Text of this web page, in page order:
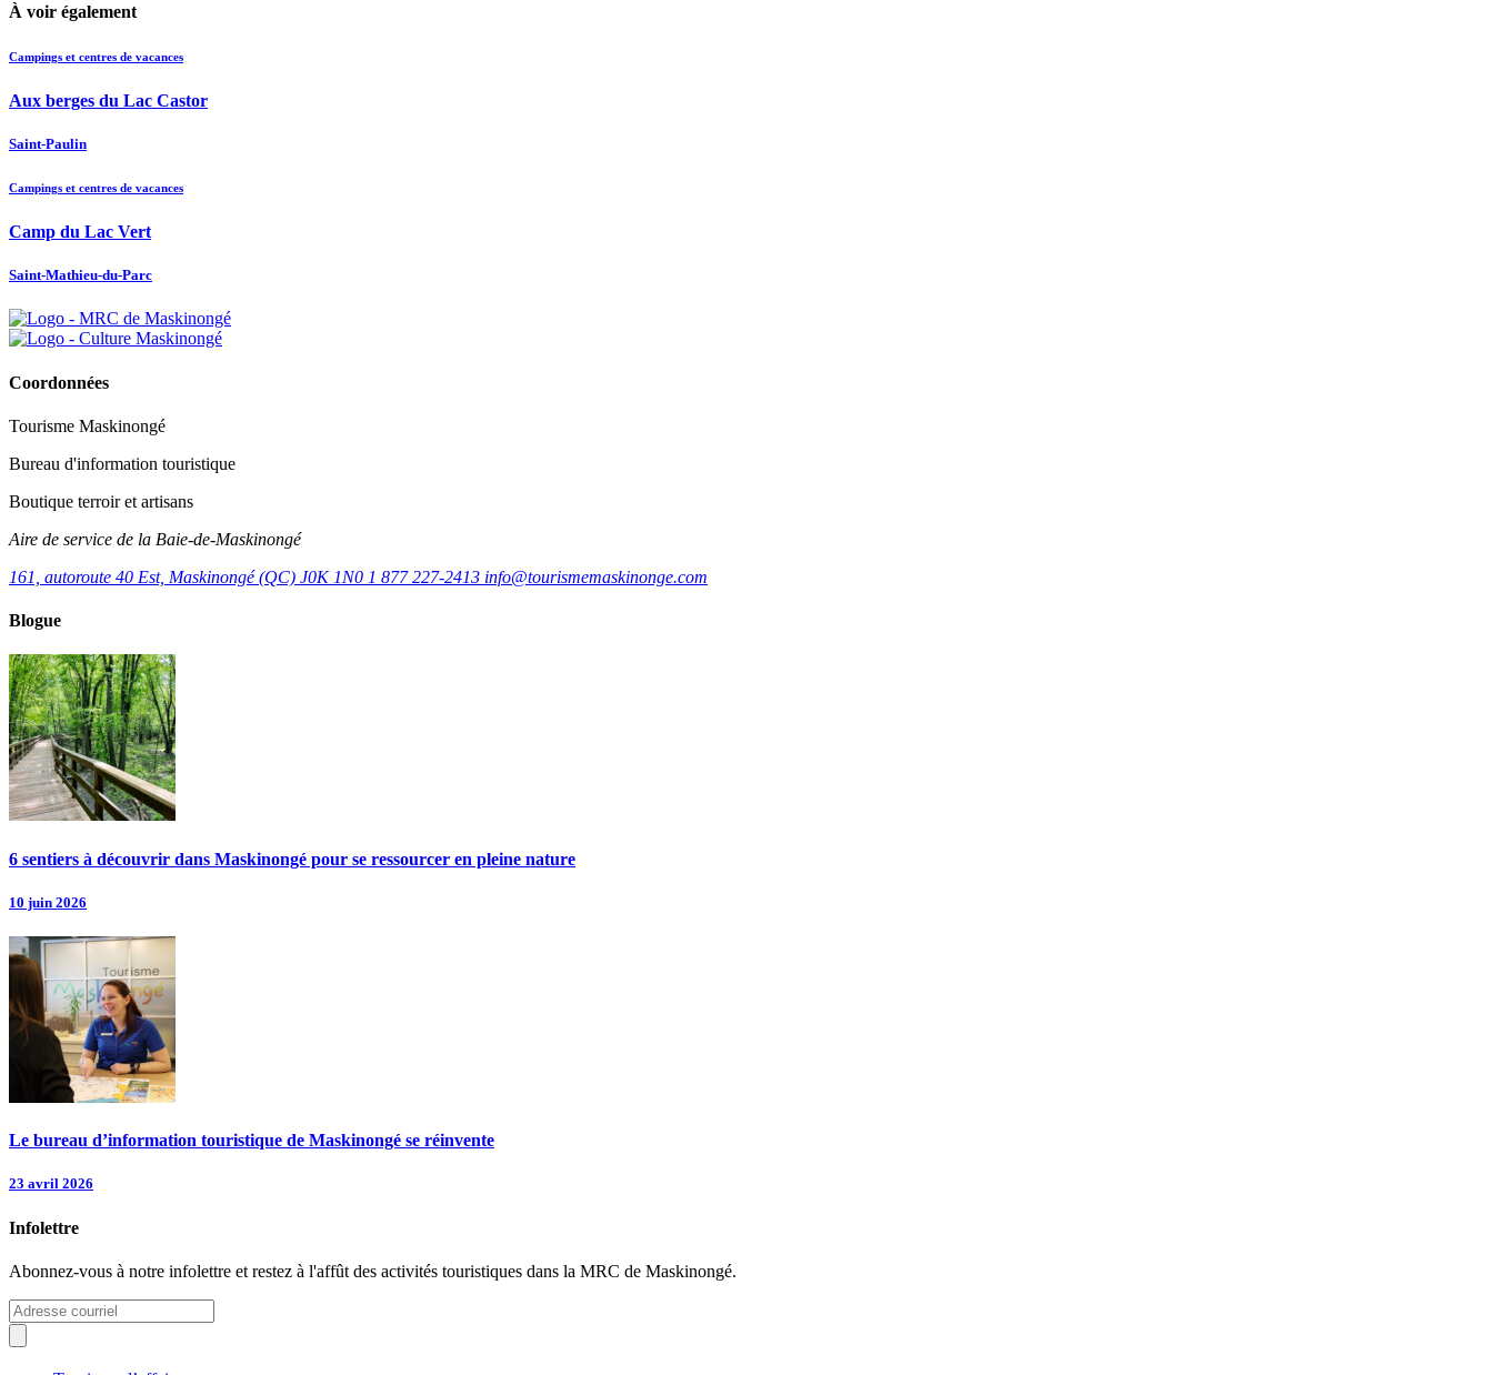
À voir également
Campings et centres de vacances
Aux berges du Lac Castor
Saint-Paulin
Campings et centres de vacances
Camp du Lac Vert
Saint-Mathieu-du-Parc
Coordonnées
Tourisme Maskinongé
Bureau d'information touristique
Boutique terroir et artisans
Aire de service de la Baie-de-Maskinongé
161, autoroute 40 Est, Maskinongé (QC) J0K 1N0 1 877 227-2413 info@tourismemaskinonge.com
Blogue
6 sentiers à découvrir dans Maskinongé pour se ressourcer en pleine nature
10 juin 2026
Le bureau d’information touristique de Maskinongé se réinvente
23 avril 2026
Infolettre
Abonnez-vous à notre infolettre et restez à l'affût des activités touristiques dans la MRC de Maskinongé.